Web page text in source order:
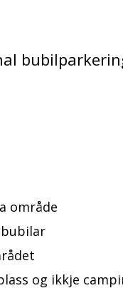
område
og ikkje